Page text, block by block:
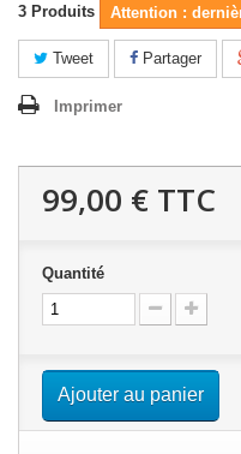
3 Produits Attention :
Tweet Partager
Imprimer
99,00 € TTC
Quantité
Ajouter au panier